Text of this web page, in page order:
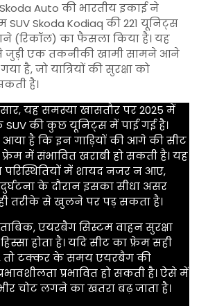
Skoda Auto की भारतीय इकाई ने
SUVSkoda Kodiaq की 221 यूनिट्स
(रिकॉल) का फैसला किया है। यह
जुड़ी एक तकनीकी खामी सामने आने
है, जो यात्रियों की सुरक्षा को
है।
यह समस्या खासतौर पर 2025 में
SUV की कुछ यूनिट्स में पाई गई है।
है कि इन गाड़ियों की आगे की सीट
में संभावित खराबी हो सकती है। यह
परिस्थितियों में शायद नजर न आए,
के दौरान इसका सीधा असर
तरीके से खुलने पर पड़ सकता है।
एयरबैग सिस्टम वाहन सुरक्षा
होता है। यदि सीट का फ्रेम सही
तो टक्कर के समय एयरबैग की
प्रभावित हो सकती है। ऐसे में
चोट लगने का खतरा बढ़ जाता है।